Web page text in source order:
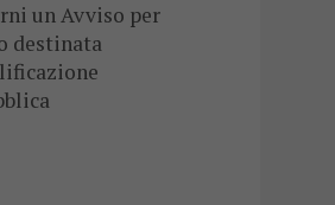
un Avviso per
destinata